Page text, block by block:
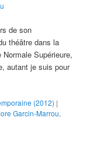
de son
théâtre dans la
Supérieure,
autant je suis pour
(2012) |
Garcin-Marrou,